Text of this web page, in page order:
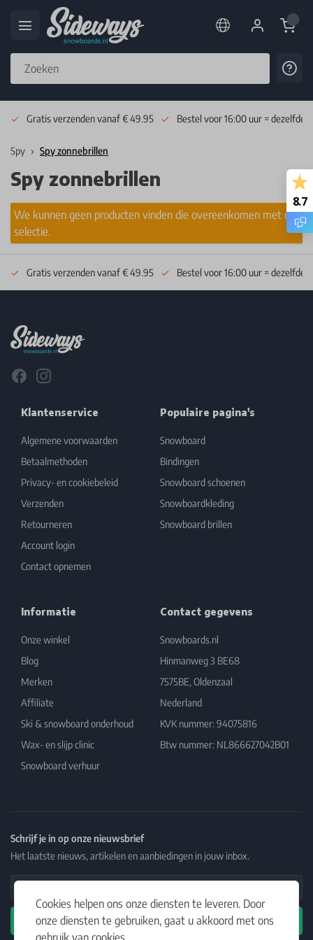
Cart
Gratis verzenden vanaf € 49.95 Bestel voor 16:00 uur = dezelfde
Spy Spy zonnebrillen
Spy zonnebrillen
We kunnen geen producten vinden die overeenkomen met de
selectie.
8.7
Cookies helpen ons onze diensten te leveren. Door
onze diensten te gebruiken, gaat u akkoord met ons
gebruik van cookies.
Gratis verzenden vanaf € 49.95 Bestel voor 16:00 uur = dezelfde
FacebookInstagram
Klantenservice
Algemene voorwaarden
Betaalmethoden
Privacy- en cookiebeleid
Verzenden
Retourneren
Account login
Contact opnemen
Populaire pagina's
Snowboard
Bindingen
Snowboard schoenen
Snowboardkleding
Snowboard brillen
Informatie
Onze winkel
Blog
Merken
Affiliate
Ski & snowboard onderhoud
Wax- en slijp clinic
Snowboard verhuur
Contact gegevens
Snowboards.nl
Hinmanweg 3 BE68
7575BE, Oldenzaal
Nederland
KVK nummer: 94075816
Btw nummer: NL866627042B01
Schrijf je in op onze nieuwsbrief
Het laatste nieuws, artikelen en aanbiedingen in jouw inbox.
Email Address
Abonneren